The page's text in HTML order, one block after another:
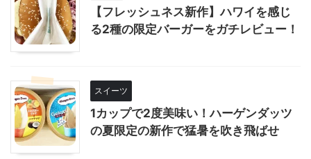
【フレッシュネス新作】ハワイを感じ
る2種の限定バーガーをガチレビュー！
スイーツ
1カップで2度美味い！ハーゲンダッツ
の夏限定の新作で猛暑を吹き飛ばせ